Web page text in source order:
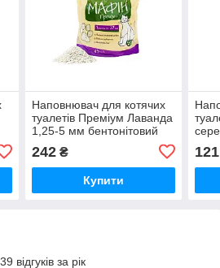
Наповнювач для котячих
туалетів Преміум Лаванда
1,25-5 мм бентонітовий
грудкуючий 4,5 л Мафін
242₴
Купити
Том
121
відгуків за рік